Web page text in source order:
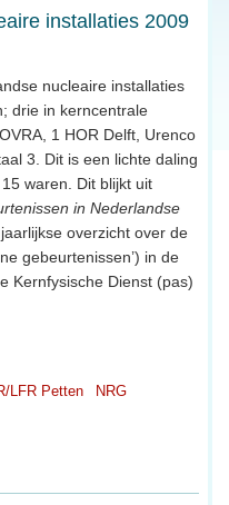
installaties 2009
nucleaire installaties
drie in kerncentrale
1 HOR Delft, Urenco
3. Dit is een lichte daling
waren. Dit blijkt uit
in Nederlandse
jaarlijkse overzicht over de
gebeurtenissen’) in de
Kernfysische Dienst (pas)
LFR Petten
NRG